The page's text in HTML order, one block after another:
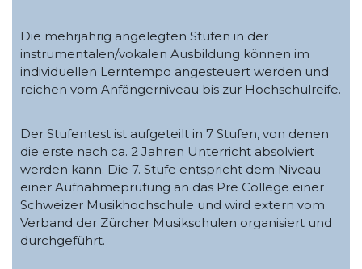
Die mehrjährig angelegten Stufen in der
instrumentalen/vokalen Ausbildung können im
individuellen Lerntempo angesteuert werden und
reichen vom Anfängerniveau bis zur Hochschulreife.
Der Stufentest ist aufgeteilt in 7 Stufen, von denen
die erste nach ca. 2 Jahren Unterricht absolviert
werden kann. Die 7. Stufe entspricht dem Niveau
einer Aufnahmeprüfung an das Pre College einer
Schweizer Musikhochschule und wird extern vom
Verband der Zürcher Musikschulen organisiert und
durchgeführt.